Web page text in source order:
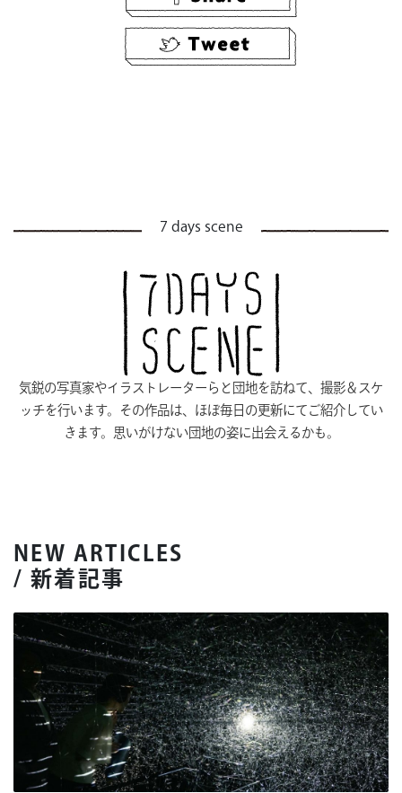
7 days scene
気鋭の写真家やイラストレーターらと団地を訪ねて、撮影＆スケ
ッチを行います。その作品は、ほぼ毎日の更新にてご紹介してい
きます。思いがけない団地の姿に出会えるかも。
NEW ARTICLES
/ 新着記事